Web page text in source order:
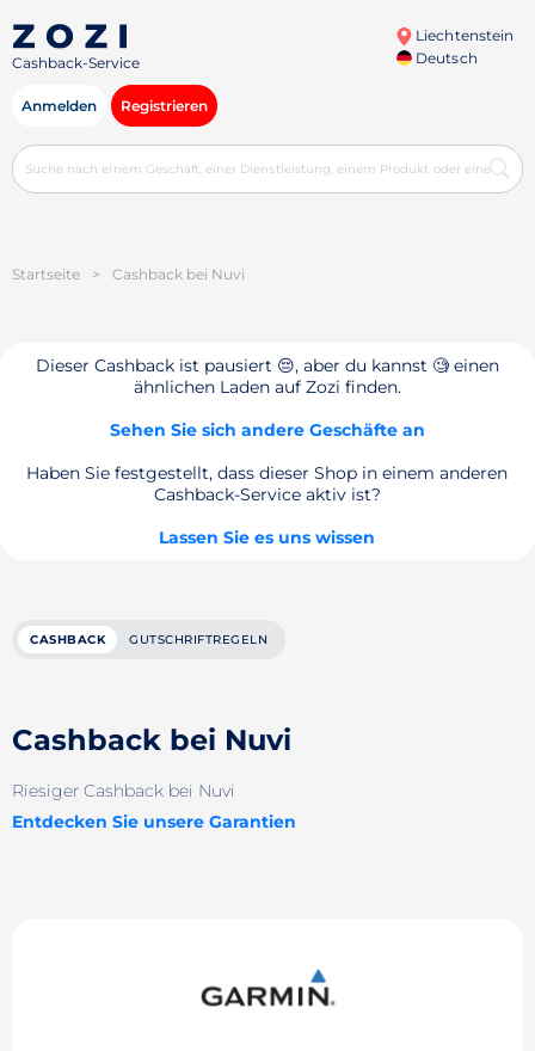
Cashback-Service
Liechtenstein
Deutsch
Anmelden Registrieren
Startseite > Cashback bei Nuvi
Dieser Cashback ist pausiert 😔, aber du kannst 🧐 einen
ähnlichen Laden auf Zozi finden.
Sehen Sie sich andere Geschäfte an
Haben Sie festgestellt, dass dieser Shop in einem anderen
Cashback-Service aktiv ist?
Lassen Sie es uns wissen
CASHBACK GUTSCHRIFTREGELN
Cashback bei Nuvi
Riesiger Cashback bei Nuvi
Entdecken Sie unsere Garantien